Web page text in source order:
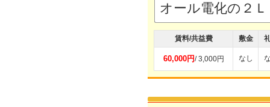
オール電化の２
賃料/共益費 敷金
60,000円/ 3,000円 なし